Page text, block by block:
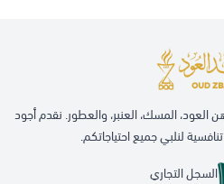
العود، المسك، العنبر، والعطور. نقدم أجود
لنلبي جميع احتياجاتكم.
السجل التجاري